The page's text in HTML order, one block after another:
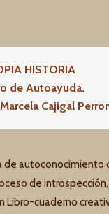
HISTORIA
de Autoayuda.
Cajigal
de autoconocimiento
de
Libro-cuaderno